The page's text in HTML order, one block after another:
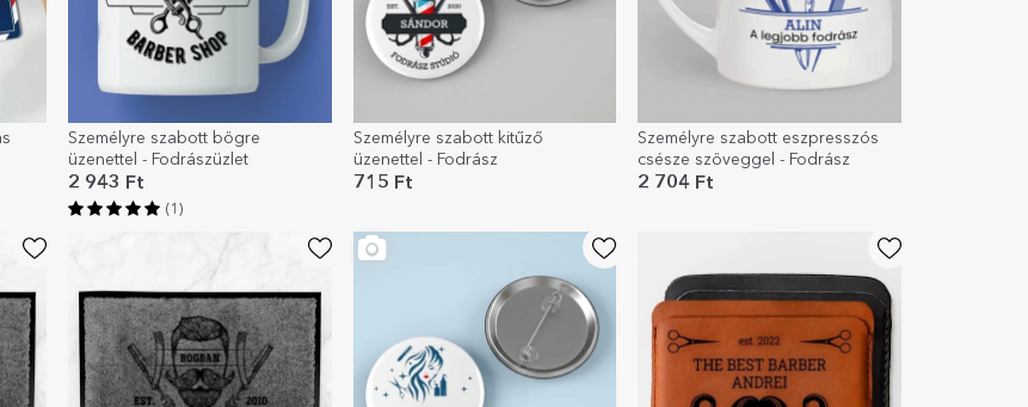
Személyre szabott bögre
üzenettel - Fodrászüzlet
2 943 Ft
(1)
Személyre szabott kitűző
üzenettel - Fodrász
715 Ft
Személyre szabott eszpresszós
csésze szöveggel - Fodrász
2 704 Ft